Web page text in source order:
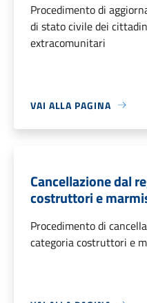
Procedimento di
di stato civile dei
extracomunitari
VAI ALLA PAGINA
Cancellazione dal
costruttori e
Procedimento di
categoria costruttori e